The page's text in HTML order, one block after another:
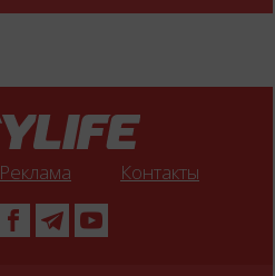
Реклама Контакты